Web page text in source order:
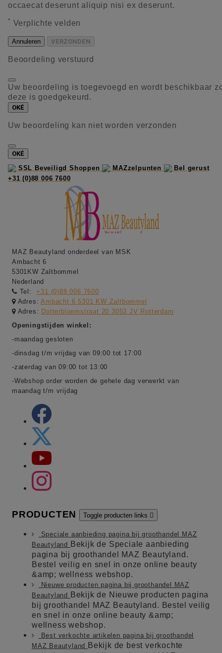
occaecat deserunt aliquip nisi ex deserunt.
* Verplichte velden
Annuleren VERZONDEN
Beoordeling verstuurd
Uw beoordeling is toegevoegd en wordt beschikbaar
deze is goedgekeurd.
OKÉ
Uw beoordeling kan niet worden verzonden
OKÉ
SSL Beveiligd Shoppen
MAZzelpunten
Bel gerust
+31 (0)88 006 7600
MAZ Beautyland onderdeel van MSK
Ambacht 6
5301KW Zaltbommel
Nederland
Tel:
+31 (0)88 006 7600
Adres:Ambacht 6 5301 KW Zaltbommel
Adres: Dotterbloemstraat 20 3053 JV Rotterdam
Openingstijden winkel:
-maandag gesloten
-dinsdag t/m vrijdag van 09:00 tot 17:00
-zaterdag van 09:00 tot 13:00
-Webshop order worden de gehele dag verwerkt van
maandag t/m vrijdag
PRODUCTEN Toggle producten links 
Speciale aanbieding pagina bij groothandel MAZ
Beautyland
Bekijk de Speciale aanbieding
pagina bij groothandel MAZ Beautyland.
Bestel veilig en snel in onze online beauty
&amp; wellness webshop.
Nieuwe producten pagina bij groothandel MAZ
Beautyland
Bekijk de Nieuwe producten pagina
bij groothandel MAZ Beautyland. Bestel veilig
en snel in onze online beauty &amp;
wellness webshop.
Best verkochte artikelen pagina bij groothandel
MAZ Beautyland
Bekijk de best verkochte